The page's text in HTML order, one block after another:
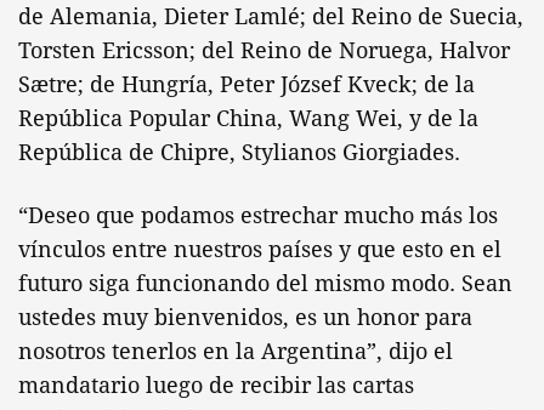
de Alemania, Dieter Lamlé; del Reino de Suecia,
Torsten Ericsson; del Reino de Noruega, Halvor
Sætre; de Hungría, Peter József Kveck; de la
República Popular China, Wang Wei, y de la
República de Chipre, Stylianos Giorgiades.
“Deseo que podamos estrechar mucho más los
vínculos entre nuestros países y que esto en el
futuro siga funcionando del mismo modo. Sean
ustedes muy bienvenidos, es un honor para
nosotros tenerlos en la Argentina”, dijo el
mandatario luego de recibir las cartas